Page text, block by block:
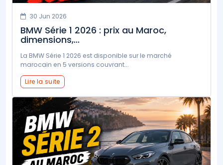
30 Jun 2026
BMW Série 1 2026 : prix au Maroc,
dimensions,...
La BMW Série 1 2026 est disponible sur le marché
marocain en 5 versions couvrant...
Lire la suite